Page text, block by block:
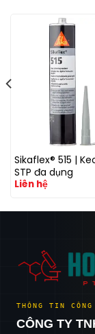
Sikaflex® 515 |
STP đa dụng
Liên hệ
THÔNG TIN
CÔNG TY